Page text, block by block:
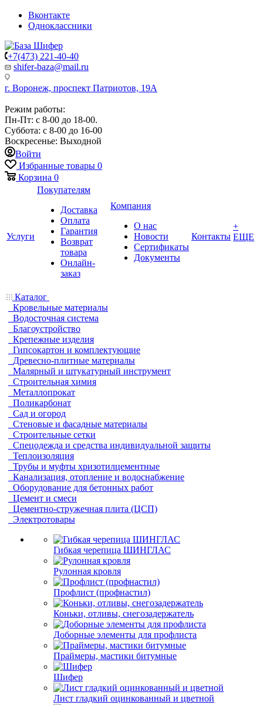
Вконтакте
Одноклассники
+7(473) 221-40-40
shifer-baza@mail.ru
г. Воронеж, проспект Патриотов, 19А
Режим работы:
Пн-Пт: с 8-00 до 18-00.
Суббота: с 8-00 до 16-00
Воскресенье: Выходной
Войти
Избранные товары 0
Корзина 0
Услуги
Покупателям
Доставка
Оплата
Гарантия
Возврат
товара
Онлайн-
заказ
Компания
О нас
Новости
Сертификаты
Документы
Контакты
+
ЕЩЕ
Каталог
Кровельные материалы
Водосточная система
Благоустройство
Крепежные изделия
Гипсокартон и комплектующие
Древесно-плитные материалы
Малярный и штукатурный инструмент
Строительная химия
Металлопрокат
Поликарбонат
Сад и огород
Стеновые и фасадные материалы
Строительные сетки
Спецодежда и средства индивидуальной защиты
Теплоизоляция
Трубы и муфты хризотилцементные
Канализация, отопление и водоснабжение
Оборудование для бетонных работ
Цемент и смеси
Цементно-стружечная плита (ЦСП)
Электротовары
Гибкая черепица ШИНГЛАС
Рулонная кровля
Профлист (профнастил)
Коньки, отливы, снегозадержатель
Доборные элементы для профлиста
Праймеры, мастики битумные
Шифер
Лист гладкий оцинкованный и цветной